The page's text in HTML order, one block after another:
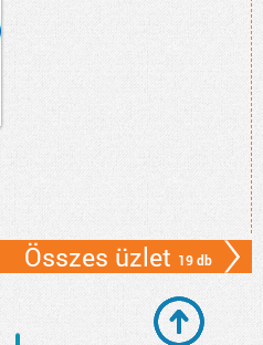
Összes üzlet 19 db